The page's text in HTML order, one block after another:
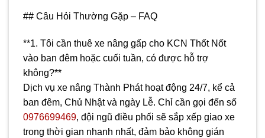
## Câu Hỏi Thường Gặp – FAQ
**1. Tôi cần thuê xe nâng gấp cho KCN Thốt Nốt
vào ban đêm hoặc cuối tuần, có được hỗ trợ
không?**
Dịch vụ xe nâng Thành Phát hoạt động 24/7, kể cả
ban đêm, Chủ Nhật và ngày Lễ. Chỉ cần gọi đến số
0976699469, đội ngũ điều phối sẽ sắp xếp giao xe
trong thời gian nhanh nhất, đảm bảo không gián